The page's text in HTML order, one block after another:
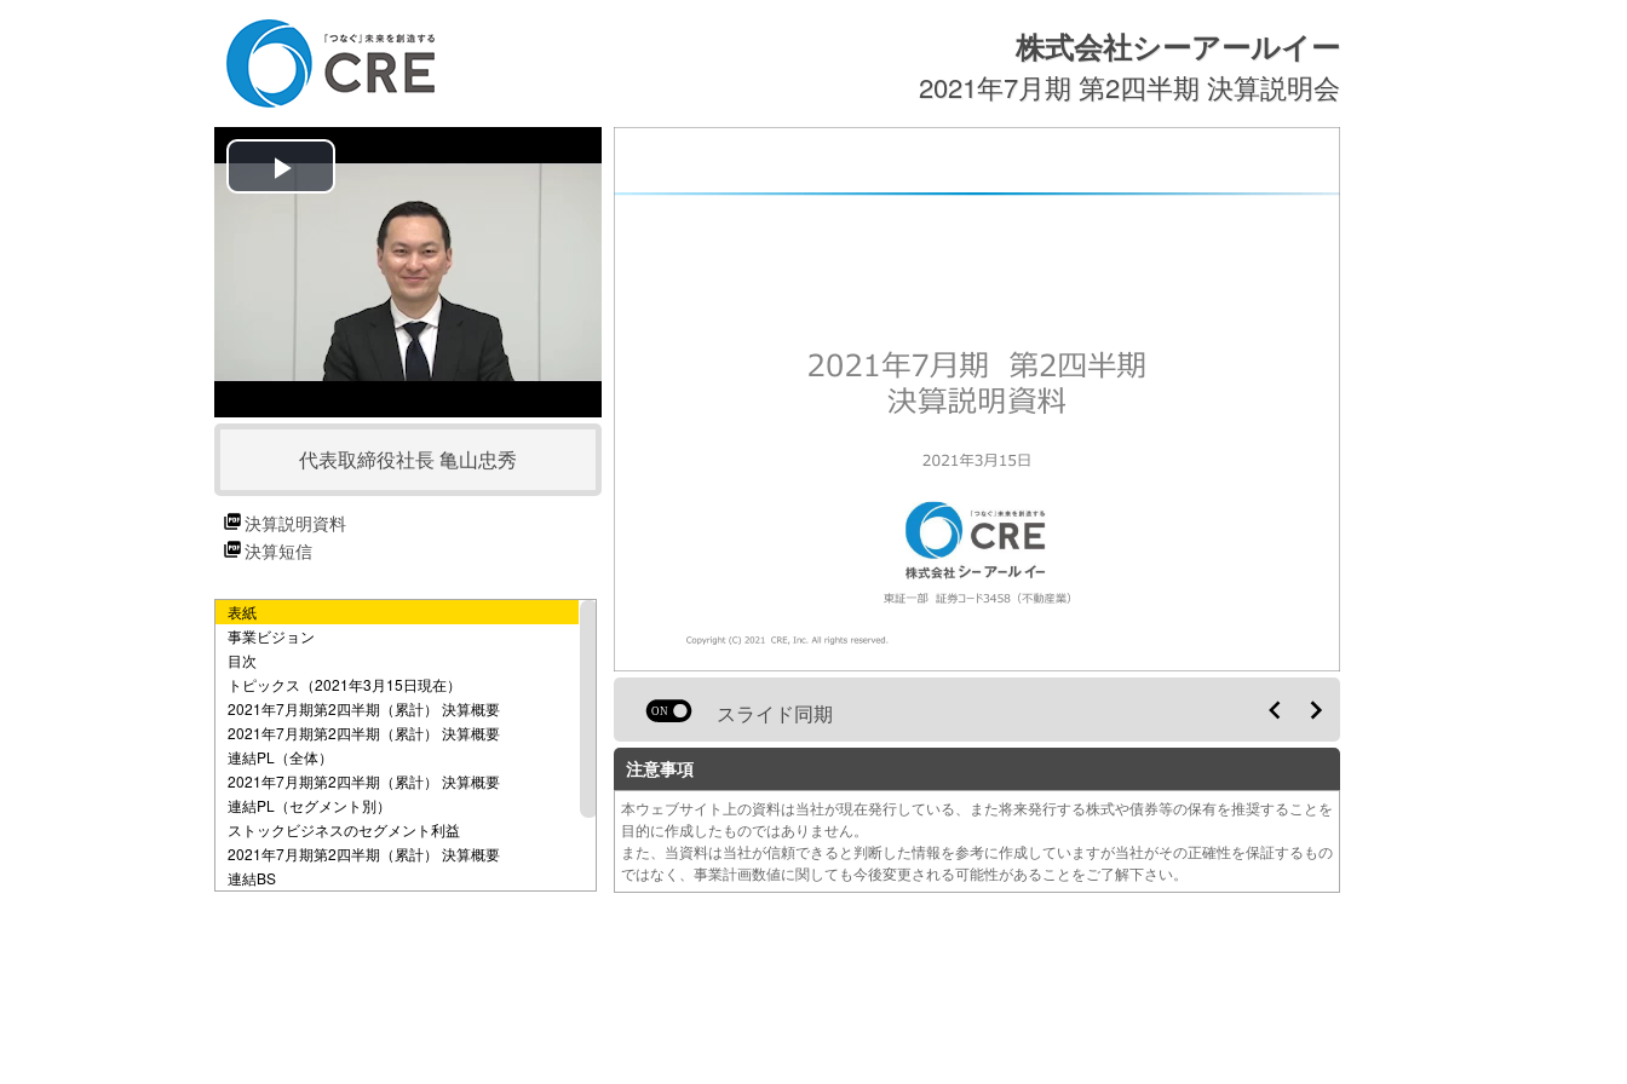
株式会社シーアールイー
2021年7月期 第2四半期 決算説明会
P
V
d
o
代表取締役社長 亀山忠秀
決算説明資料
決算短信
表紙
事業ビジョン
目次
トピックス（2021年3月15日現在）
2021年7月期第2四半期（累計） 決算概要
2021年7月期第2四半期（累計） 決算概要
連結PL（全体）
2021年7月期第2四半期（累計） 決算概要
連結PL（セグメント別）
ストックビジネスのセグメント利益
2021年7月期第2四半期（累計） 決算概要
連結BS
スライド同期
注意事項
本ウェブサイト上の資料は当社が現在発行している、また将来発行する株式や債券等の保有を推奨することを
目的に作成したものではありません。
また、当資料は当社が信頼できると判断した情報を参考に作成していますが当社がその正確性を保証するもの
ではなく、事業計画数値に関しても今後変更される可能性があることをご了解下さい。